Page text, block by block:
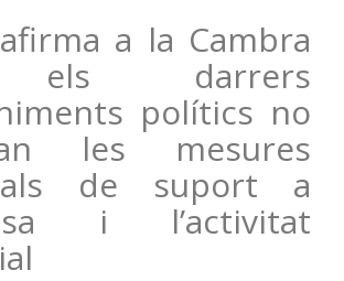
a la Cambra
darrers
polítics no
les mesures
de suport a
i l’activitat